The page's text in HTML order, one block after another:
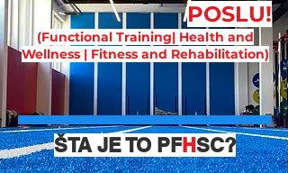
POSLU!
(Functional Training| Health and
Wellness | Fitness and Rehabilitation)
ŠTA JE TO PFHSC?